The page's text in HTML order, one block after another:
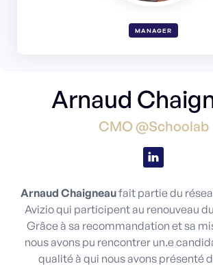
MANAGER
Arnaud
CMO @Schoolab
Arnaud Chaigneaufait partie du
Avizio qui participent au renouveau
Grâce à sa recommandation et sa
nous avons pu rencontrer un.e
qualité à qui nous avons présenté